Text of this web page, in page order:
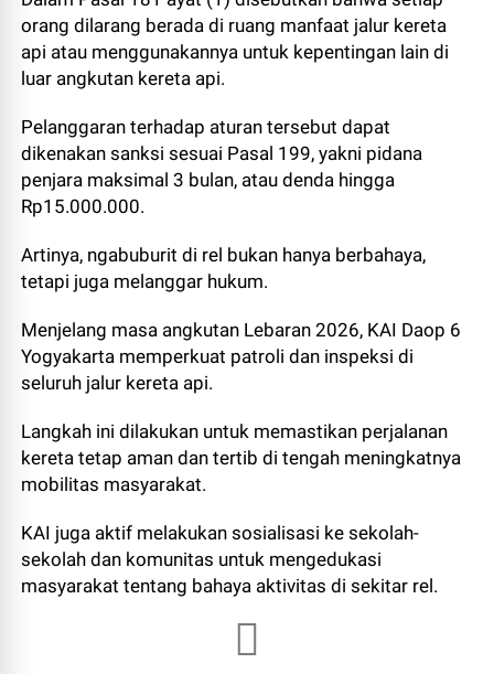
orang dilarang berada di ruang manfaat jalur kereta
api atau menggunakannya untuk kepentingan lain di
luar angkutan kereta api.
Pelanggaran terhadap aturan tersebut dapat
dikenakan sanksi sesuai Pasal 199, yakni pidana
penjara maksimal 3 bulan, atau denda hingga
Rp15.000.000.
Artinya, ngabuburit di rel bukan hanya berbahaya,
tetapi juga melanggar hukum.
Menjelang masa angkutan Lebaran 2026, KAI Daop 6
Yogyakarta memperkuat patroli dan inspeksi di
seluruh jalur kereta api.
Langkah ini dilakukan untuk memastikan perjalanan
kereta tetap aman dan tertib di tengah meningkatnya
mobilitas masyarakat.
KAI juga aktif melakukan sosialisasi ke sekolah-
sekolah dan komunitas untuk mengedukasi
masyarakat tentang bahaya aktivitas di sekitar rel.